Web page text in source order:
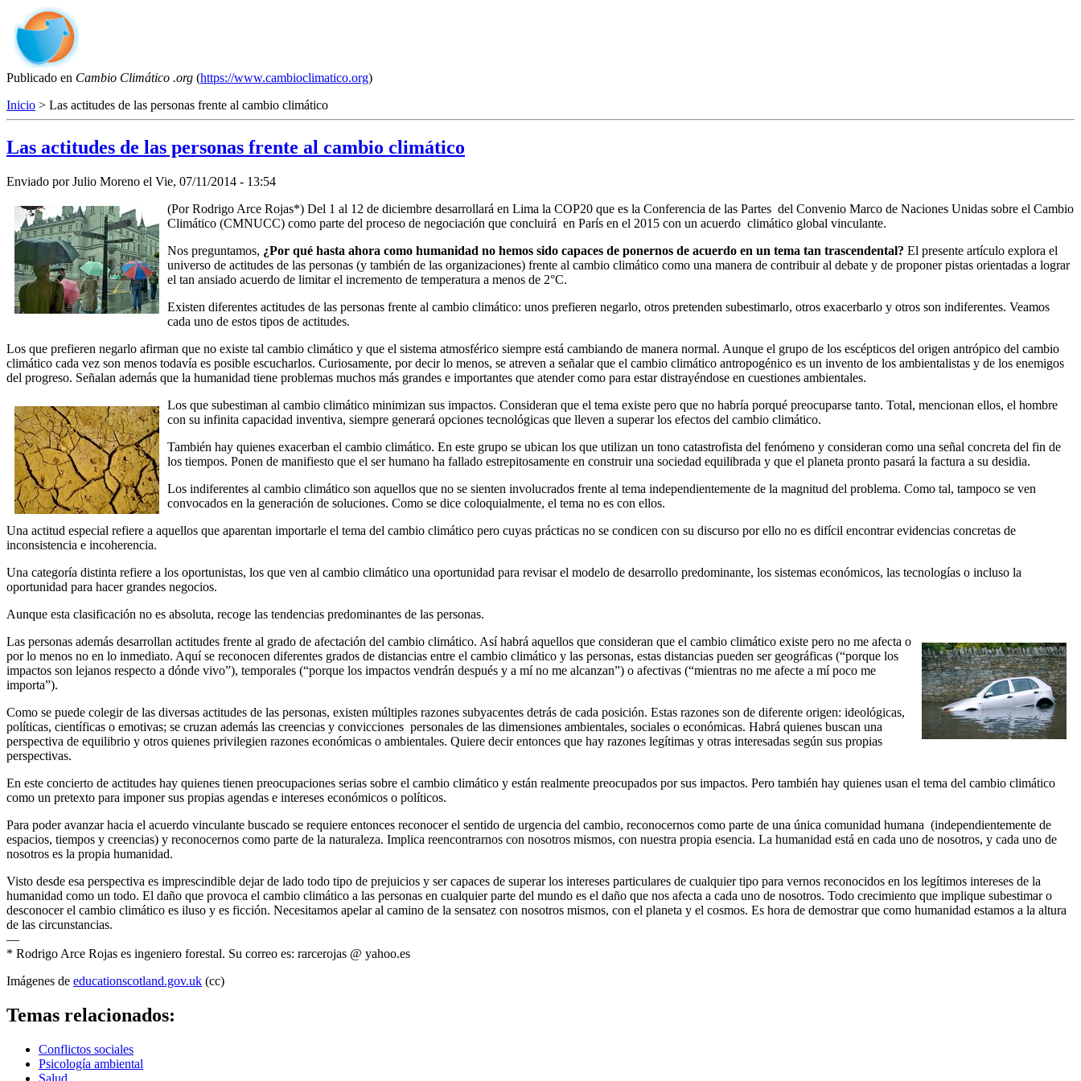
Publicado en Cambio Climático .org (https://www.cambioclimatico.org)
Inicio > Las actitudes de las personas frente al cambio climático
Las actitudes de las personas frente al cambio climático
Enviado porJulio Moreno el Vie, 07/11/2014 - 13:54
(Por Rodrigo Arce Rojas*) Del 1 al 12 de diciembre desarrollará en Lima la COP20 que es la Conferencia de las Partes del Convenio Marco de Naciones Unidas sobre el Cambio
Climático (CMNUCC) como parte del proceso de negociación que concluirá en París en el 2015 con un acuerdo climático global vinculante.
Nos preguntamos, ¿Por qué hasta ahora como humanidad no hemos sido capaces de ponernos de acuerdo en un tema tan trascendental? El presente artículo explora el
universo de actitudes de las personas (y también de las organizaciones) frente al cambio climático como una manera de contribuir al debate y de proponer pistas orientadas a lograr
el tan ansiado acuerdo de limitar el incremento de temperatura a menos de 2°C.
Existen diferentes actitudes de las personas frente al cambio climático: unos prefieren negarlo, otros pretenden subestimarlo, otros exacerbarlo y otros son indiferentes. Veamos
cada uno de estos tipos de actitudes.
Los que prefieren negarlo afirman que no existe tal cambio climático y que el sistema atmosférico siempre está cambiando de manera normal. Aunque el grupo de los escépticos del origen antrópico del cambio
climático cada vez son menos todavía es posible escucharlos. Curiosamente, por decir lo menos, se atreven a señalar que el cambio climático antropogénico es un invento de los ambientalistas y de los enemigos
del progreso. Señalan además que la humanidad tiene problemas muchos más grandes e importantes que atender como para estar distrayéndose en cuestiones ambientales.
Los que subestiman al cambio climático minimizan sus impactos. Consideran que el tema existe pero que no habría porqué preocuparse tanto. Total, mencionan ellos, el hombre
con su infinita capacidad inventiva, siempre generará opciones tecnológicas que lleven a superar los efectos del cambio climático.
También hay quienes exacerban el cambio climático. En este grupo se ubican los que utilizan un tono catastrofista del fenómeno y consideran como una señal concreta del fin de
los tiempos. Ponen de manifiesto que el ser humano ha fallado estrepitosamente en construir una sociedad equilibrada y que el planeta pronto pasará la factura a su desidia.
Los indiferentes al cambio climático son aquellos que no se sienten involucrados frente al tema independientemente de la magnitud del problema. Como tal, tampoco se ven
convocados en la generación de soluciones. Como se dice coloquialmente, el tema no es con ellos.
Una actitud especial refiere a aquellos que aparentan importarle el tema del cambio climático pero cuyas prácticas no se condicen con su discurso por ello no es difícil encontrar evidencias concretas de
inconsistencia e incoherencia.
Una categoría distinta refiere a los oportunistas, los que ven al cambio climático una oportunidad para revisar el modelo de desarrollo predominante, los sistemas económicos, las tecnologías o incluso la
oportunidad para hacer grandes negocios.
Aunque esta clasificación no es absoluta, recoge las tendencias predominantes de las personas.
Las personas además desarrollan actitudes frente al grado de afectación del cambio climático. Así habrá aquellos que consideran que el cambio climático existe pero no me afecta o
por lo menos no en lo inmediato. Aquí se reconocen diferentes grados de distancias entre el cambio climático y las personas, estas distancias pueden ser geográficas (“porque los
impactos son lejanos respecto a dónde vivo”), temporales (“porque los impactos vendrán después y a mí no me alcanzan”) o afectivas (“mientras no me afecte a mí poco me
importa”).
Como se puede colegir de las diversas actitudes de las personas, existen múltiples razones subyacentes detrás de cada posición. Estas razones son de diferente origen: ideológicas,
políticas, científicas o emotivas; se cruzan además las creencias y convicciones personales de las dimensiones ambientales, sociales o económicas. Habrá quienes buscan una
perspectiva de equilibrio y otros quienes privilegien razones económicas o ambientales. Quiere decir entonces que hay razones legítimas y otras interesadas según sus propias
perspectivas.
En este concierto de actitudes hay quienes tienen preocupaciones serias sobre el cambio climático y están realmente preocupados por sus impactos. Pero también hay quienes usan el tema del cambio climático
como un pretexto para imponer sus propias agendas e intereses económicos o políticos.
Para poder avanzar hacia el acuerdo vinculante buscado se requiere entonces reconocer el sentido de urgencia del cambio, reconocernos como parte de una única comunidad humana (independientemente de
espacios, tiempos y creencias) y reconocernos como parte de la naturaleza. Implica reencontrarnos con nosotros mismos, con nuestra propia esencia. La humanidad está en cada uno de nosotros, y cada uno de
nosotros es la propia humanidad.
Visto desde esa perspectiva es imprescindible dejar de lado todo tipo de prejuicios y ser capaces de superar los intereses particulares de cualquier tipo para vernos reconocidos en los legítimos intereses de la
humanidad como un todo. El daño que provoca el cambio climático a las personas en cualquier parte del mundo es el daño que nos afecta a cada uno de nosotros. Todo crecimiento que implique subestimar o
desconocer el cambio climático es iluso y es ficción. Necesitamos apelar al camino de la sensatez con nosotros mismos, con el planeta y el cosmos. Es hora de demostrar que como humanidad estamos a la altura
de las circunstancias.
—
* Rodrigo Arce Rojas es ingeniero forestal. Su correo es: rarcerojas @ yahoo.es
Imágenes de educationscotland.gov.uk (cc)
Temas relacionados:
Conflictos sociales
Psicología ambiental
Salud